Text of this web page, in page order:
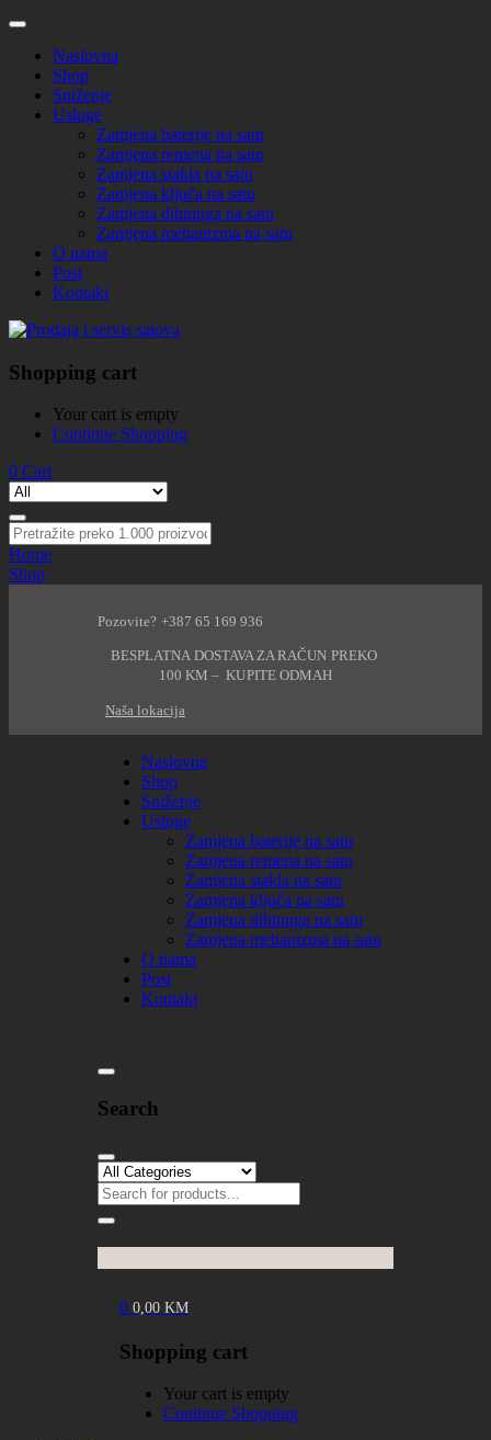
Naslovna
Shop
Sniženje
Usluge
Zamjena baterije na satu
Zamjena remena na satu
Zamjena stakla na satu
Zamjena ključa na satu
Zamjena dihtunga na satu
Zamjena mehanizma na satu
O nama
Post
Kontakt
Shopping cart
Your cart is empty
Continue Shopping
0 Cart
Home
Shop
Pozovite? +387 65 169 936
BESPLATNA DOSTAVA ZA RAČUN PREKO
100 KM – KUPITE ODMAH
Naša lokacija
Naslovna
Shop
Sniženje
Usluge
Zamjena baterije na satu
Zamjena remena na satu
Zamjena stakla na satu
Zamjena ključa na satu
Zamjena dihtunga na satu
Zamjena mehanizma na satu
O nama
Post
Kontakt
Search
0 0,00KM
Shopping cart
Your cart is empty
Continue Shopping